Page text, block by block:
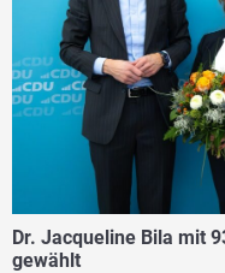
Dr. Jacqueline Bila mit
gewählt